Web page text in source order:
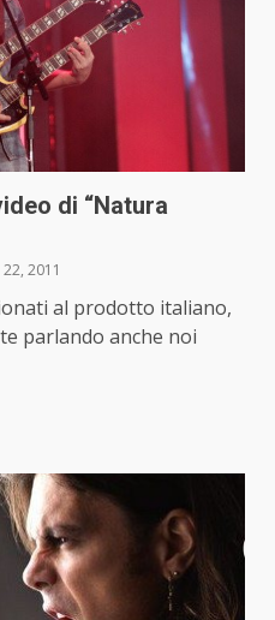
di “Natura
2011
al prodotto italiano,
parlando anche noi